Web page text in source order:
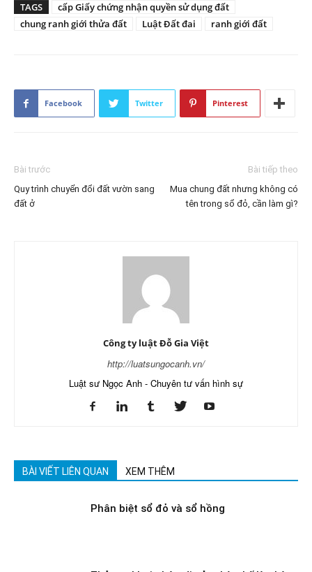
TAGS
cấp Giấy chứng nhận quyền sử dụng đất
chung ranh giới thửa đất
Luật Đất đai ranh giới đất
Facebook Twitter Pinterest
Bài trước
Quy trình chuyển đổi đất vườn sang
đất ở
Bài tiếp theo
Mua chung đất nhưng không có
tên trong sổ đỏ, cần làm gì?
Công ty luật Đỗ Gia Việt
http://luatsungocanh.vn/
Luật sư Ngọc Anh - Chuyên tư vấn hình sự
BÀI VIẾT LIÊN QUAN XEM THÊM
Phân biệt sổ đỏ và sổ hồng